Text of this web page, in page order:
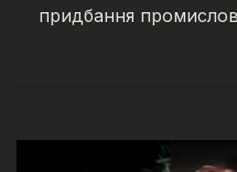
придбання